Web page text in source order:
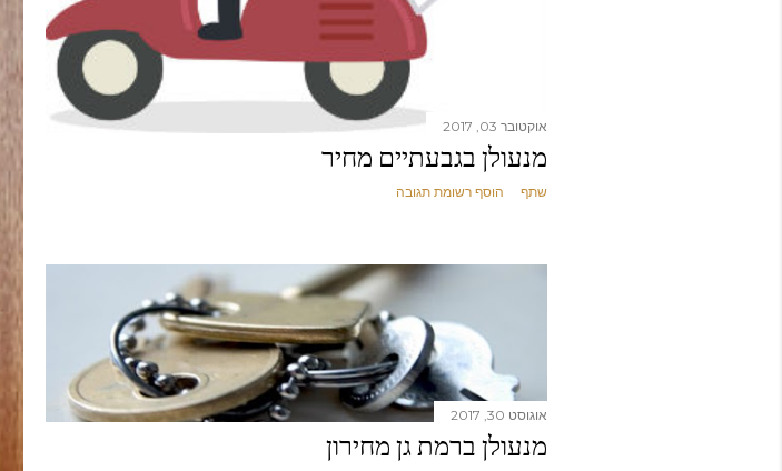
אוקטובר 03, 2017
מנעולן בגבעתיים מחיר
שתף הוסף רשומת תגובה
אוגוסט 30, 2017
מנעולן ברמת גן מחירון